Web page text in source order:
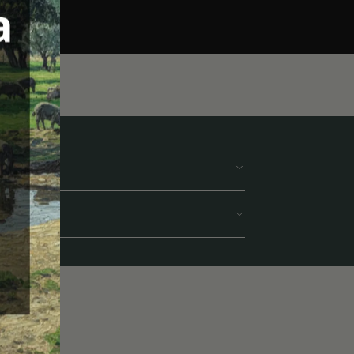
sino la esencia de nuestro origen
de la Biosfera de la Meseta
la conservación del ecosistema es
331iii, E-301)
301)